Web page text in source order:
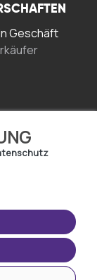
Geschäft
DIE APP